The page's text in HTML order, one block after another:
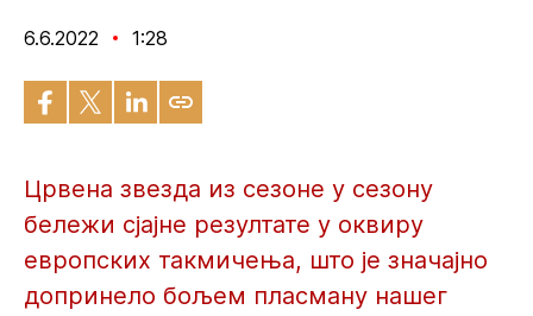
6.6.2022 1:28
Црвена звезда из сезоне у сезону
бележи сјајне резултате у оквиру
европских такмичења, што је значајно
допринело бољем пласману нашег